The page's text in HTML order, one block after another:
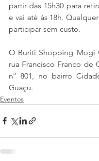
partir das 15h30 para
e vai até às 18h.
participar sem custo.
O Buriti Shopping Mogi
rua Francisco Franco de
n° 801, no bairro
Guaçu.
Eventos